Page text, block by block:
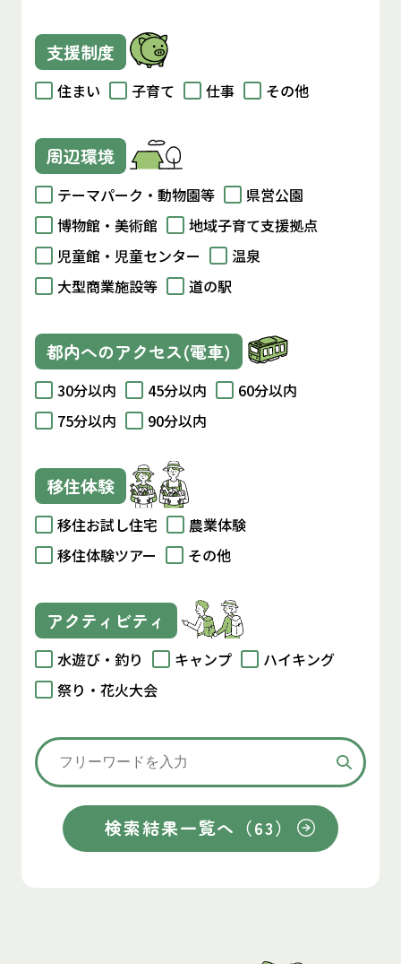
支援制度
住まい 子育て 仕事 その他
周辺環境
テーマパーク・動物園等
県営公園
博物館・美術館
地域子育て支援拠点
児童館・児童センター
温泉
大型商業施設等
道の駅
都内へのアクセス(電車)
30分以内 45分以内
60分以内
75分以内
90分以内
移住体験
移住お試し住宅
農業体験
移住体験ツアー
その他
アクティビティ
水遊び・釣り キャンプ
ハイキング
祭り・花火大会